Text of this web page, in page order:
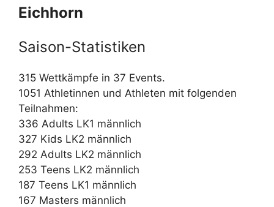
Eichhorn
Saison-Statistiken
315 Wettkämpfe in 37 Events.
1051 Athletinnen und Athleten mit folgenden
Teilnahmen:
336 Adults LK1 männlich
327 Kids LK2 männlich
292 Adults LK2 männlich
253 Teens LK2 männlich
187 Teens LK1 männlich
167 Masters männlich